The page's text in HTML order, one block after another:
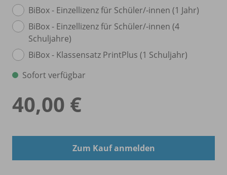
BiBox - Einzellizenz für Schüler/-innen (1 Jahr)
BiBox - Einzellizenz für Schüler/-innen (4
Schuljahre)
BiBox - Klassensatz PrintPlus (1 Schuljahr)
Sofort verfügbar
40,00 €
Zum Kauf anmelden